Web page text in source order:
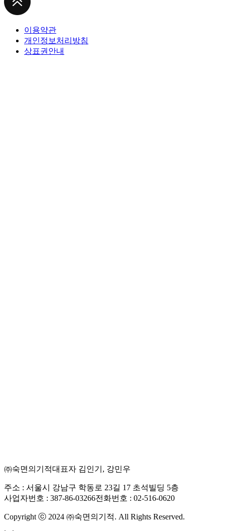
이용약관
개인정보처리방침
상표권안내
㈜숙면의기적대표자 김인기, 강민우
주소 : 서울시 강남구 학동로 23길 17 초석빌딩 5층
사업자번호 : 387-86-03266전화번호 : 02-516-0620
Copyright ⓒ 2024 ㈜숙면의기적. All Rights Reserved.